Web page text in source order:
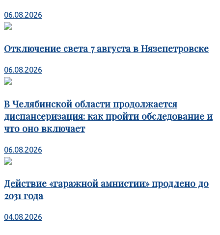
06.08.2026
Отключение света 7 августа в Нязепетровске
06.08.2026
В Челябинской области продолжается
диспансеризация: как пройти обследование и
что оно включает
06.08.2026
Действие «гаражной амнистии» продлено до
2031 года
04.08.2026